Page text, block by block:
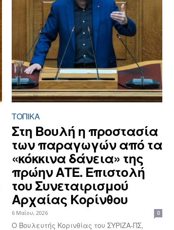
ΤΟΠΙΚΑ
Στη Βουλή η προστασία
των παραγωγών από τα
«κόκκινα δάνεια» της
πρώην ΑΤΕ. Επιστολή
του Συνεταιρισμού
Αρχαίας Κορίνθου
6 Μαΐου, 2026 0
Ο Βουλευτής Κορινθίας του ΣΥΡΙΖΑ-ΠΣ,